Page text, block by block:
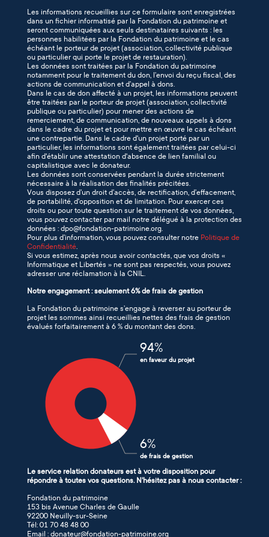
Les informations recueillies sur ce formulaire sont enregistrées
dans un fichier informatisé par la Fondation du patrimoine et
seront communiquées aux seuls destinataires suivants : les
personnes habilitées par la Fondation du patrimoine et le cas
échéant le porteur de projet (association, collectivité publique
ou particulier qui porte le projet de restauration).
Les données sont traitées par la Fondation du patrimoine
notamment pour le traitement du don, l’envoi du reçu fiscal, des
actions de communication et d’appel à dons.
Dans le cas de don affecté à un projet, les informations peuvent
être traitées par le porteur de projet (association, collectivité
publique ou particulier) pour mener des actions de
remerciement, de communication, de nouveaux appels à dons
dans le cadre du projet et pour mettre en œuvre le cas échéant
une contrepartie. Dans le cadre d'un projet porté par un
particulier, les informations sont également traitées par celui-ci
afin d'établir une attestation d'absence de lien familial ou
capitalistique avec le donateur.
Les données sont conservées pendant la durée strictement
nécessaire à la réalisation des finalités précitées.
Vous disposez d’un droit d’accès, de rectification, d’effacement,
de portabilité, d'opposition et de limitation. Pour exercer ces
droits ou pour toute question sur le traitement de vos données,
vous pouvez contacter par mail notre délégué à la protection des
données : dpo@fondation-patrimoine.org.
Pour plus d’information, vous pouvez consulter notre Politique de
Confidentialité.
Si vous estimez, après nous avoir contactés, que vos droits «
Informatique et Libertés » ne sont pas respectés, vous pouvez
adresser une réclamation à la CNIL.
Notre engagement : seulement 6% de frais de gestion
La Fondation du patrimoine s’engage à reverser au porteur de
projet les sommes ainsi recueillies nettes des frais de gestion
évalués forfaitairement à 6 % du montant des dons.
94%
en faveur du projet
6%
de frais de gestion
Le service relation donateurs est à votre disposition pour
répondre à toutes vos questions. N'hésitez pas à nous contacter :
Fondation du patrimoine
153 bis Avenue Charles de Gaulle
92200 Neuilly-sur-Seine
Tél: 01 70 48 48 00
Email : donateur@fondation-patrimoine.org